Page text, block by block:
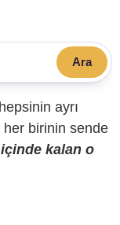
Ara
ayrı
birinin sende
kalan o